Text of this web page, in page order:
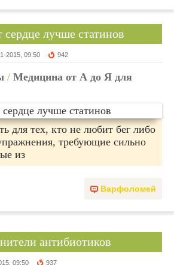
лучше статинов
2015, 09:50 942
/ Медицина от А до Я для
для тех, кто не любит бег либо
требующие сильно
из
Варфоломей
антибиотиков
09:50 937